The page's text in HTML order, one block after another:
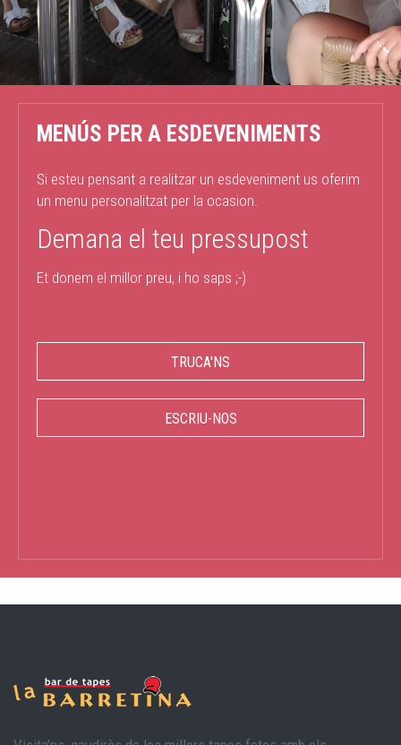
MENÚS PER A ESDEVENIMENTS
Si esteu pensant a realitzar un esdeveniment us oferim
un menu personalitzat per la ocasion.
Demana el teu pressupost
Et donem el millor preu, i ho saps ;-)
TRUCA'NS
ESCRIU-NOS